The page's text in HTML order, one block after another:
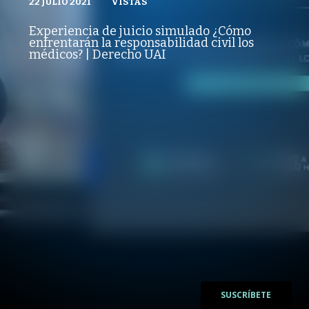
REPRODUCCIONES
VISTAS
Experiencia de juicio simulado ¿Cómo
enfrentarán la responsabilidad civil los
médicos? | Derecho UAI
SUSCRÍBETE
VISTAS